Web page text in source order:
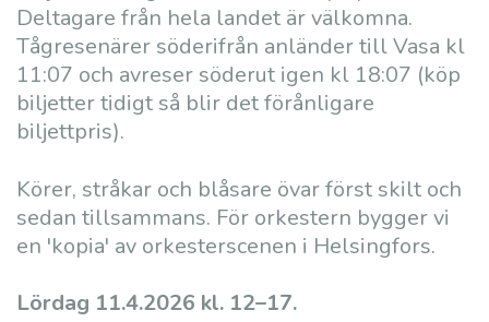
Deltagare från hela landet är välkomna.
Tågresenärer söderifrån anländer till Vasa kl
11:07 och avreser söderut igen kl 18:07 (köp
biljetter tidigt så blir det förånligare
biljettpris).
Körer, stråkar och blåsare övar först skilt och
sedan tillsammans. För orkestern bygger vi
en 'kopia' av orkesterscenen i Helsingfors.
Lördag 11.4.2026 kl. 12–17.